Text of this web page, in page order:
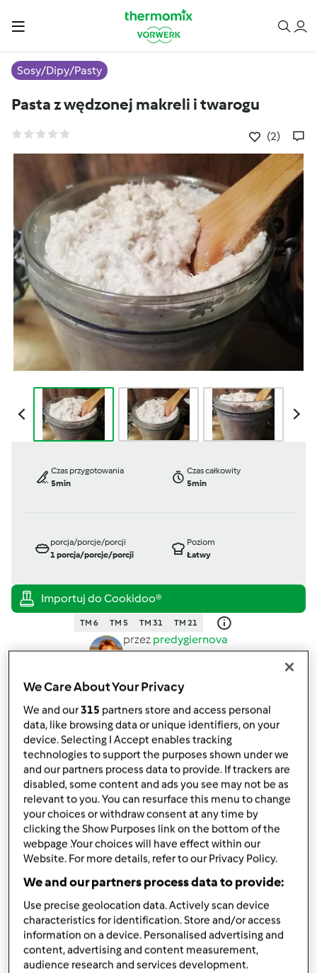
Sosy/Dipy/Pasty
Pasta z wędzonej makreli i twarogu
(2)
Czas przygotowania
5min
Czas całkowity
5min
porcja/porcje/porcji
1porcja/porcje/porcji
Poziom
Łatwy
TM 6 TM 5 TM 31 TM 21
przez predygiernova
opublikowany: 30/06/20
Dodaj do moich kolekcji
podziel się przepisem
Stwórz wariant
Składniki
Pasta z wędzonej makreli i twarogu
1cebula,mała
2ogórki konserwowe,(opcjonalnie kiszone)
300gramówtwarogu pół/tłustego,
rozkruszonego
We Care About Your Privacy
We and our315 partners store and access personal
data, like browsing data or unique identifiers, on your
device. Selecting I Accept enables tracking
technologies to support the purposes shown under we
and our partners process data to provide. If trackers are
disabled, some content and ads you see may not be as
relevant to you. You can resurface this menu to change
your choices or withdraw consent at any time by
clicking the Show Purposes link on the bottom of the
webpage .Your choices will have effect within our
Website. For more details, refer to our Privacy Policy.
We and our partners process data to provide:
Use precise geolocation data. Actively scan device
characteristics for identification. Store and/or access
information on a device. Personalised advertising and
content, advertising and content measurement,
audience research and services development.